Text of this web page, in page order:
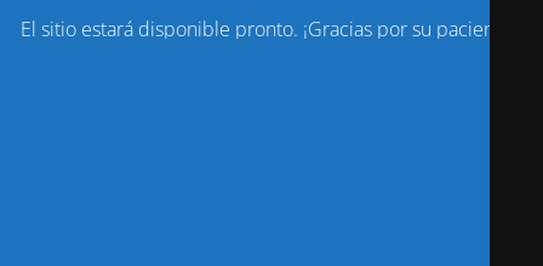
El sitio estará disponible pronto. ¡Gracias por su paciencia!